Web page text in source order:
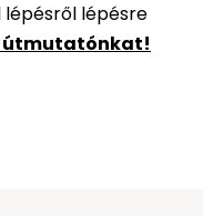
lépésről lépésre
útmutatónkat!